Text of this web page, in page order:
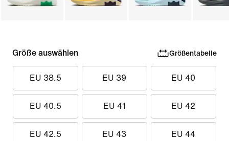
Größe auswählen Größentabelle
EU 38.5 EU 39 EU 40
EU 40.5 EU 41 EU 42
EU 42.5 EU 43 EU 44